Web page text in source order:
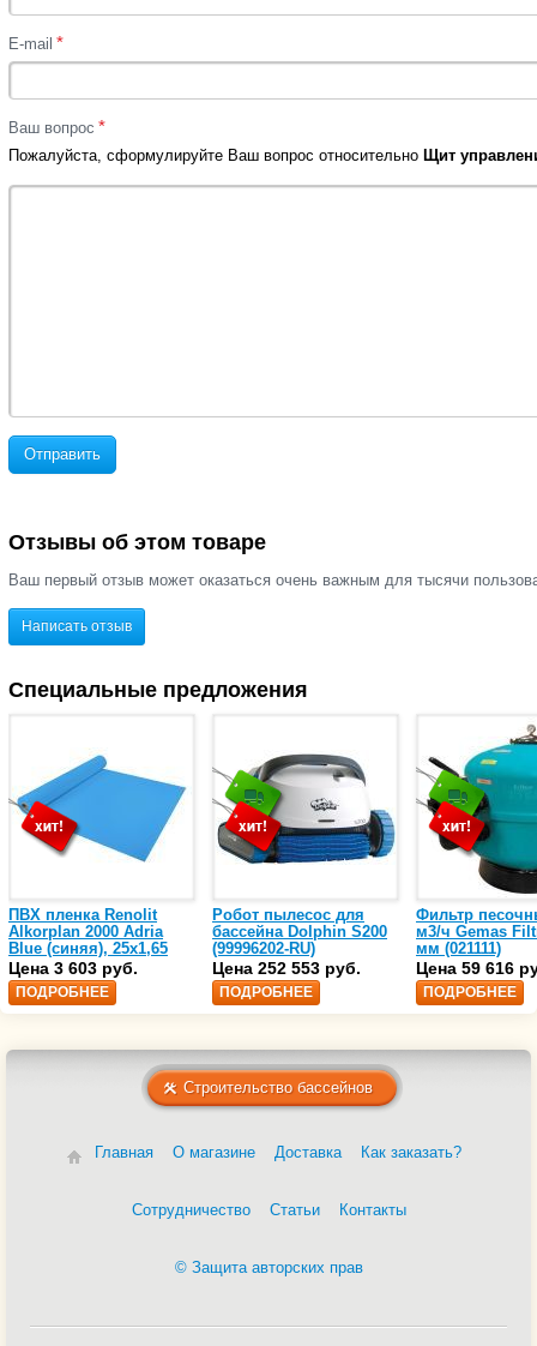
E-mail *
Ваш вопрос *
Пожалуйста, сформулируйте Ваш вопрос относительно Щит
Отправить
Отзывы об этом товаре
Ваш первый отзыв может оказаться очень важным для тысячи
Написать отзыв
Специальные предложения
ПВХ пленка Renolit
Alkorplan 2000 Adria
Blue (синяя), 25х1,65
(35216203)
Цена 3 603 руб.
ПОДРОБНЕЕ
Робот пылесос для
бассейна Dolphin S200
(99996202-RU)
Цена 252 553 руб.
ПОДРОБНЕЕ
Фильтр
м3/ч Gemas
мм (021111)
Цена 59 616
ПОДРОБНЕЕ
Строительство бассейнов
Главная О магазине Доставка Как заказать?
Сотрудничество Статьи Контакты
© Защита авторских прав